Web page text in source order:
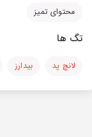
محتوای تمیز
تگ ها
لانچ پد بیدارز